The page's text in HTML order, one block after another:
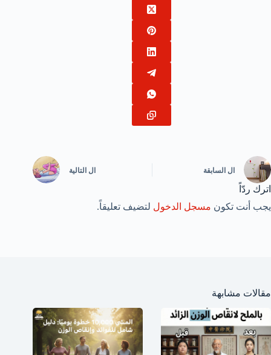
ال السابقة ال التالية
اترك ردّاً
يجب أنت تكون مسجل الدخول لتضيف تعليقاً.
مقالات مشابهة